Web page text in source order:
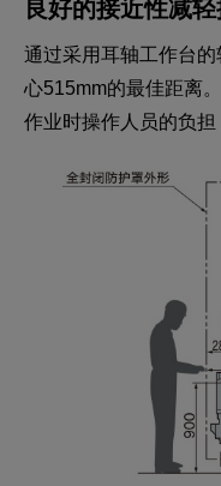
良好的接近性减
通过采用耳轴工作台
心515mm的最佳距离
作业时操作人员的负担